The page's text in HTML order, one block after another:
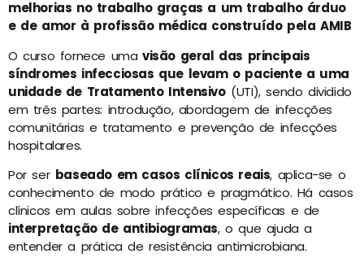
melhorias no trabalho graças a um trabalho árduo
e de amor à profissão médica construído pela AMIB
O curso fornece uma visão geral das principais
síndromes infecciosas que levam o paciente a uma
unidade de Tratamento Intensivo(UTI), sendo dividido
em três partes: introdução, abordagem de infecções
comunitárias e tratamento e prevenção de infecções
hospitalares.
Por ser baseado em casos clínicos reais, aplica-se o
conhecimento de modo prático e pragmático. Há casos
clínicos em aulas sobre infecções específicas e de
interpretação de antibiogramas, o que ajuda a
entender a prática de resistência antimicrobiana.